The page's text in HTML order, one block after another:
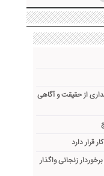
از حقیقت و آگاهی
قرار دارد
زنجانی واگذار